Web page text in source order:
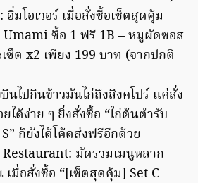
มโอเวอร์ เมื่อสั่งซื้อเซ็ตสุดคุ้ม
ซื้อ 1 ฟรี 1B – หมูผัดซอส
เซ็ต x2 เพียง 199 บาท (จากปกติ
ไปกินข้าวมันไก่ถึงสิงคโปร์ แค่สั่ง
ด้ง่าย ๆ ยิ่งสั่งซื้อ “ไก่ต้นตำรับ
ก็ยังได้โค้ดส่งฟรีอีกด้วย
มัดรวมเมนูหลาก
มื่อสั่งซื้อ “[เซ็ตสุดคุ้ม] Set C